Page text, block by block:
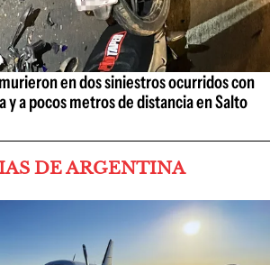
en dos siniestros ocurridos con
y a pocos metros de distancia en Salto
DE ARGENTINA